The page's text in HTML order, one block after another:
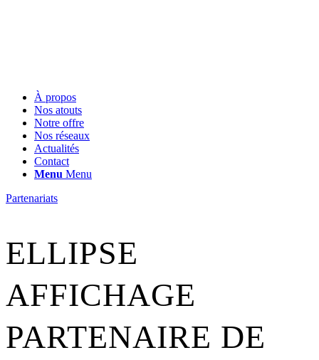
À propos
Nos atouts
Notre offre
Nos réseaux
Actualités
Contact
Menu Menu
Partenariats
ELLIPSE
AFFICHAGE
PARTENAIRE DE